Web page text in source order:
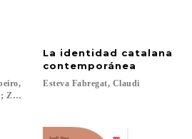
Vega, Mario A....
La identidad catalana
contemporánea
Esteva Fabregat, Claudi